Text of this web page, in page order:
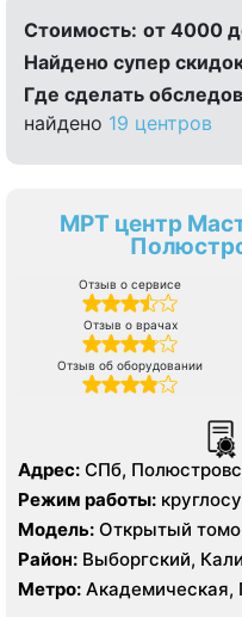
Стоимость: от 4000
Найдено cупер
Где сделать
найдено 19 центров
МРТ центр
Отзыв о сервисе
Отзыв о врачах
Отзыв об оборудовании
Адрес: СПб,
Режим работы:
Модель: Открытый
Район: Выборгский,
Метро: Академическая,